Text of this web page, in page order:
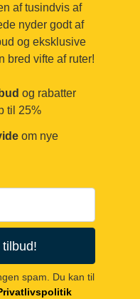
af tusindvis af
nyder godt af
og eksklusive
bred vifte af ruter!
og rabatter
til 25%
om nye
spam. Du kan til